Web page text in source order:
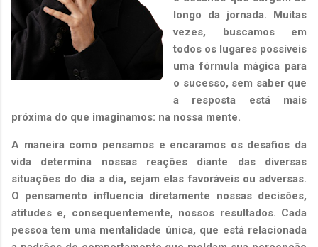
longo da jornada. Muitas
vezes, buscamos em
todos os lugares possíveis
uma fórmula mágica para
o sucesso, sem saber que
a resposta está mais
próxima do que imaginamos: na nossa mente.
A maneira como pensamos e encaramos os desafios da
vida determina nossas reações diante das diversas
situações do dia a dia, sejam elas favoráveis ou adversas.
O pensamento influencia diretamente nossas decisões,
atitudes e, consequentemente, nossos resultados. Cada
pessoa tem uma mentalidade única, que está relacionada